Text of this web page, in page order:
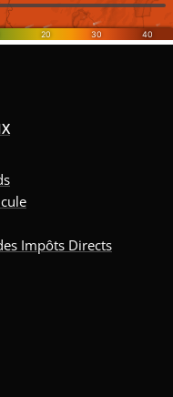
Impôts Directs